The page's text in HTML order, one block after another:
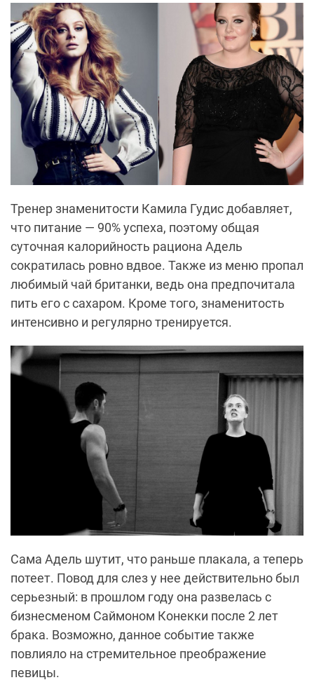
Тренер знаменитости Камила Гудис добавляет,
что питание — 90% успеха, поэтому общая
суточная калорийность рациона Адель
сократилась ровно вдвое. Также из меню пропал
любимый чай британки, ведь она предпочитала
пить его с сахаром. Кроме того, знаменитость
интенсивно и регулярно тренируется.
Сама Адель шутит, что раньше плакала, а теперь
потеет. Повод для слез у нее действительно был
серьезный: в прошлом году она развелась с
бизнесменом Саймоном Конекки после 2 лет
брака. Возможно, данное событие также
повлияло на стремительное преображение
певицы.